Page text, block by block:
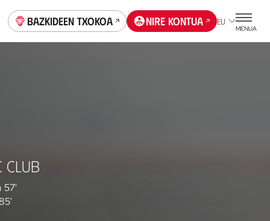
Bazkideen Txokoa Nire kontua EU
MENUA
CLUB
57'
85'